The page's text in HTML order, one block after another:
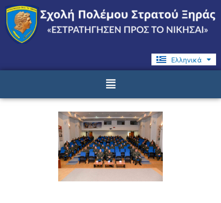
Μετάβαση
στο
περιεχόμενο
Ελληνικά
English
Menu